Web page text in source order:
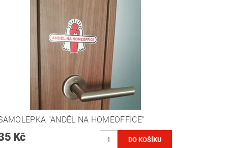
"ANDĚL NA HOMEOFFICE"
Kč